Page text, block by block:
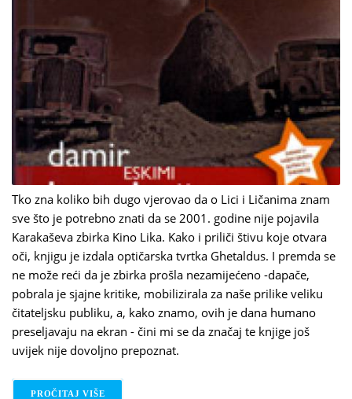
Tko zna koliko bih dugo vjerovao da o Lici i Ličanima znam
sve što je potrebno znati da se 2001. godine nije pojavila
Karakaševa zbirka Kino Lika. Kako i priliči štivu koje otvara
oči, knjigu je izdala optičarska tvrtka Ghetaldus. I premda se
ne može reći da je zbirka prošla nezamijećeno -dapače,
pobrala je sjajne kritike, mobilizirala za naše prilike veliku
čitateljsku publiku, a, kako znamo, ovih je dana humano
preseljavaju na ekran - čini mi se da značaj te knjige još
uvijek nije dovoljno prepoznat.
PROČITAJ VIŠE